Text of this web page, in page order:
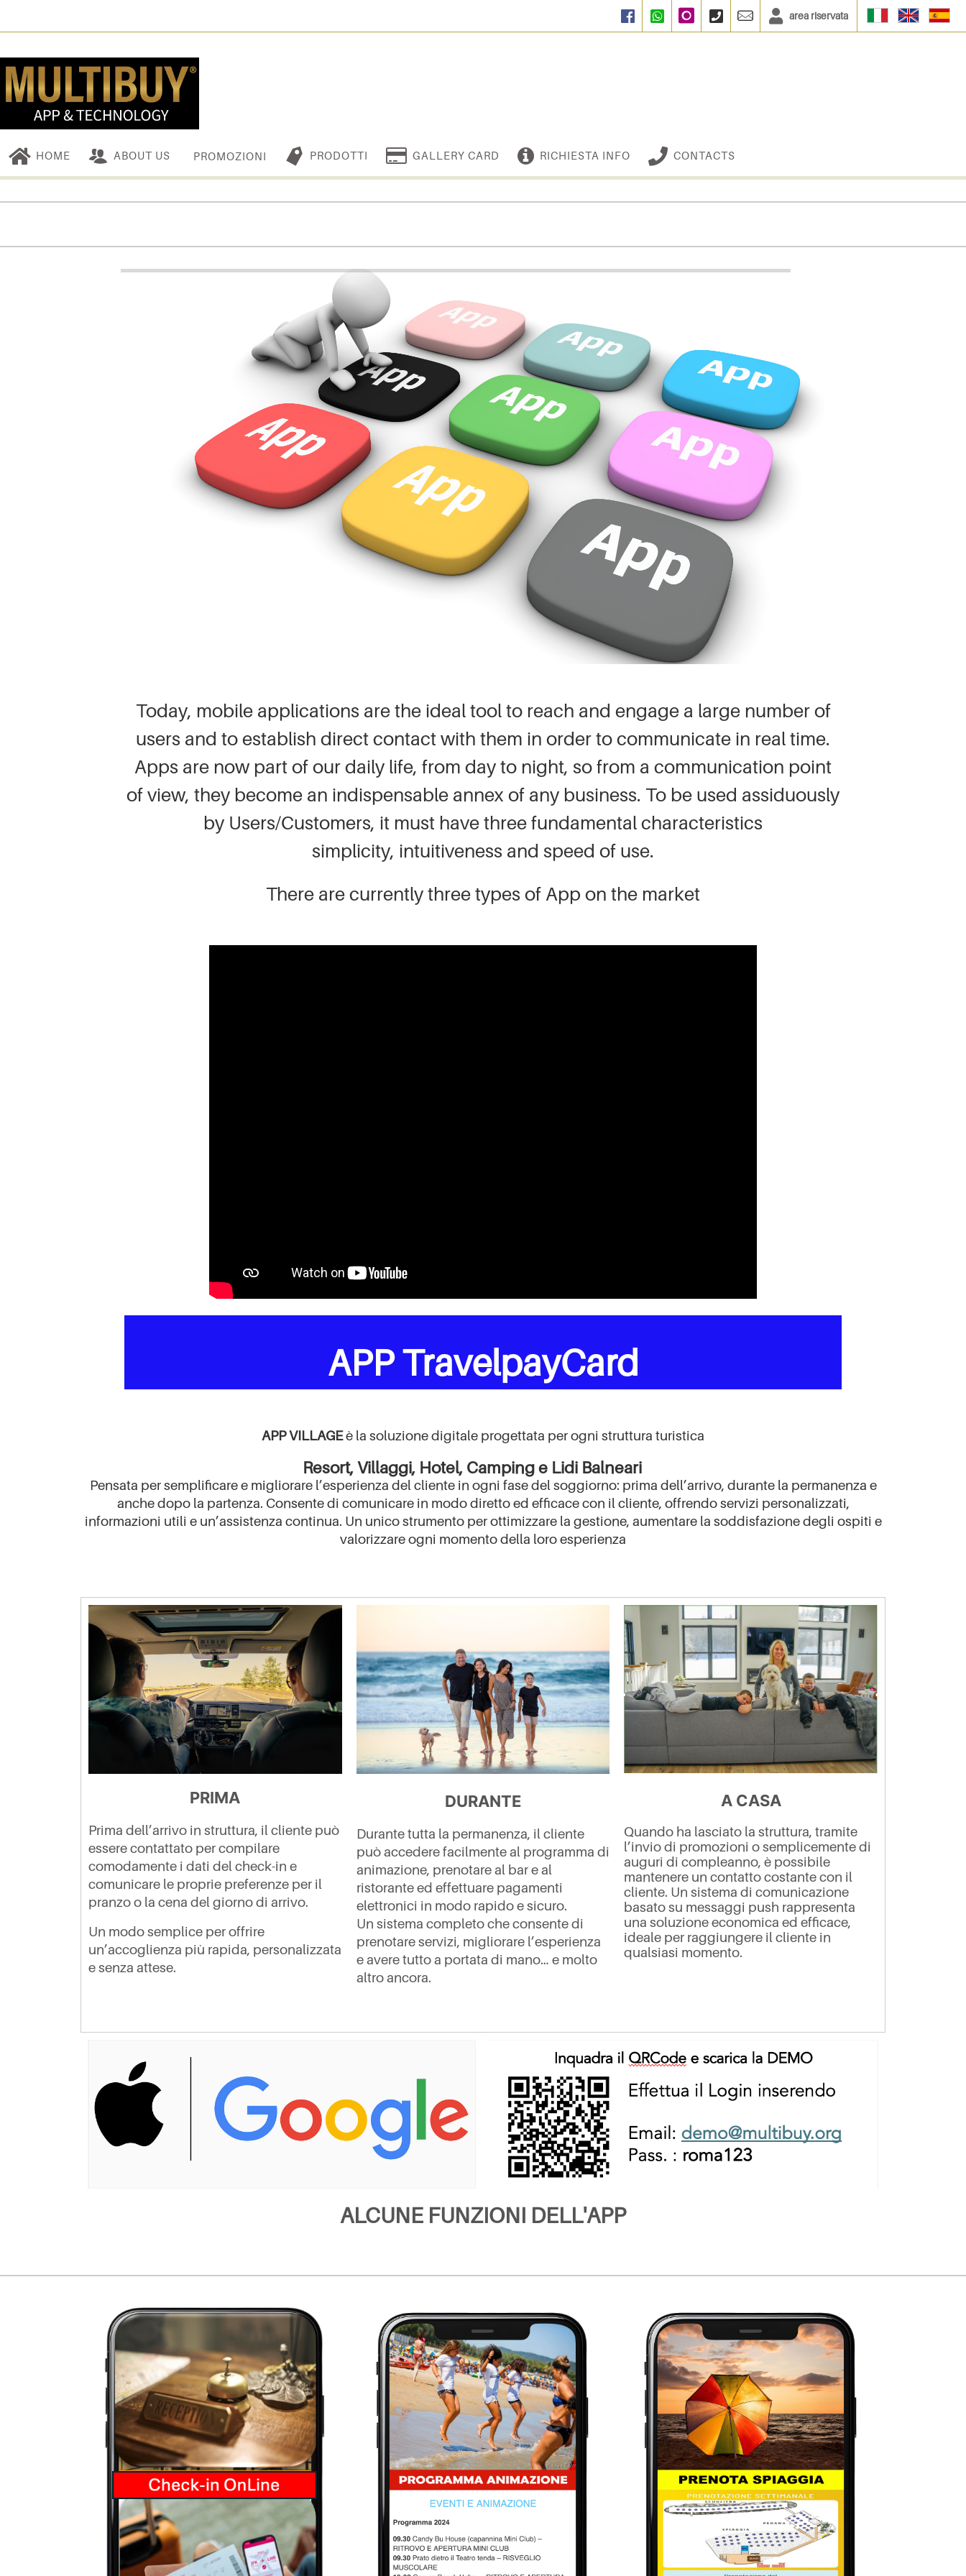
FacebookWhatsAppInstagram+390664833135
info@multibuy.org
area riservata
HOME ABOUT US PROMOZIONI PRODOTTI GALLERY CARD RICHIESTA INFO CONTACTS
Today, mobile applications are the ideal tool to reach and engage a large number of
users and to establish direct contact with them in order to communicate in real time.
Apps are now part of our daily life, from day to night, so from a communication point
of view, they become an indispensable annex of any business. To be used assiduously
by Users/Customers, it must have three fundamental characteristics
simplicity, intuitiveness and speed of use.
There are currently three types of App on the market
APP TravelpayCard
APP VILLAGEè la soluzione digitale progettata per ogni struttura turistica
Resort, Villaggi, Hotel, Camping e Lidi Balneari
Pensata per semplificare e migliorare l’esperienza del cliente in ogni fase del soggiorno: prima dell’arrivo, durante la permanenza e
anche dopo la partenza. Consente di comunicare in modo diretto ed efficace con il cliente, offrendo servizi personalizzati,
informazioni utili e un’assistenza continua. Un unico strumento per ottimizzare la gestione, aumentare la soddisfazione degli ospiti e
valorizzare ogni momento della loro esperienza
PRIMA
Prima dell’arrivo in struttura, il cliente può
essere contattato per compilare
comodamente i dati del check-in e
comunicare le proprie preferenze per il
pranzo o la cena del giorno di arrivo.
Un modo semplice per offrire
un’accoglienza più rapida, personalizzata
e senza attese.
DURANTE
Durante tutta la permanenza, il cliente
può accedere facilmente al programma di
animazione, prenotare al bar e al
ristorante ed effettuare pagamenti
elettronici in modo rapido e sicuro.
Un sistema completo che consente di
prenotare servizi, migliorare l’esperienza
e avere tutto a portata di mano… e molto
altro ancora.
A CASA
Quando ha lasciato la struttura, tramite
l’invio di promozioni o semplicemente di
auguri di compleanno, è possibile
mantenere un contatto costante con il
cliente. Un sistema di comunicazione
basato su messaggi push rappresenta
una soluzione economica ed efficace,
ideale per raggiungere il cliente in
qualsiasi momento.
ALCUNE FUNZIONI DELL'APP